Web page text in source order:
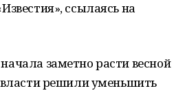
ссылаясь на
заметно расти весной
власти решили уменьшить